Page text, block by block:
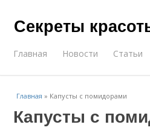
Секреты
Главная Новости Статьи
Главная » Капусты с помидорами
Капусты с